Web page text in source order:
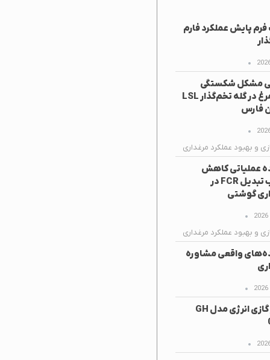
پایش عملکرد فارم
مشکل شکستگی
تخم‌مرغ در گله تخم‌گذار LSL
فارس
و بهبود عملکرد مرغداری
عملیاتی کاهش
ضریب تبدیل FCR در
گوشتی
و بهبود عملکرد مرغداری
واقعی مشاوره
هیتر گازی انرژی مدل GH